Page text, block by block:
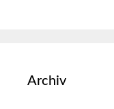
Archiv